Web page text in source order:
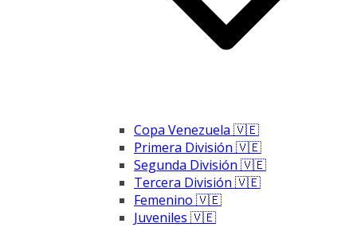
Copa Venezuela 🇻🇪
Primera División 🇻🇪
Segunda División 🇻🇪
Tercera División 🇻🇪
Femenino 🇻🇪
Juveniles 🇻🇪